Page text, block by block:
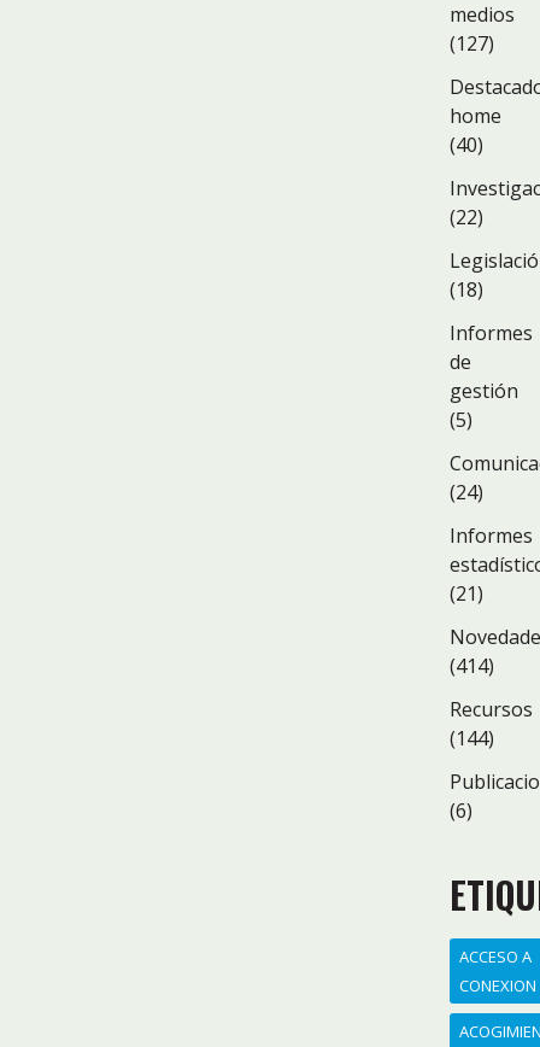
medios
(127)
home
(40)
(22)
(18)
Informes
de
gestión
(5)
(24)
Informes
(21)
(414)
Recursos
(144)
(6)
ACCESO A
CONEXION